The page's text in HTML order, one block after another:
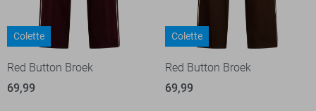
Colette
Red Button Broek
69,99
Colette
Red Button Broek
69,99